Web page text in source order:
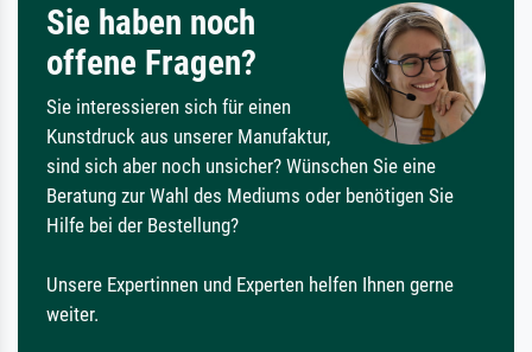
Sie haben noch
offene Fragen?
Sie interessieren sich für einen
Kunstdruck aus unserer Manufaktur,
sind sich aber noch unsicher? Wünschen Sie eine
Beratung zur Wahl des Mediums oder benötigen Sie
Hilfe bei der Bestellung?
Unsere Expertinnen und Experten helfen Ihnen gerne
weiter.